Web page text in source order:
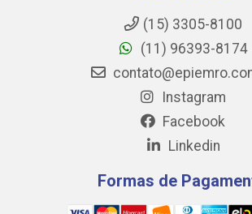
(15) 3305-8100
(11) 96393-8174
Instagram
Facebook
Linkedin
Formas de